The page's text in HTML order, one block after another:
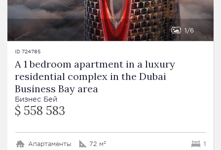
1 6
ID 724785
A 1 bedroom apartment in a luxury
residential complex in the Dubai
Business Bay area
Бизнес Бей
$ 558 583
Апартаменты 72 м² 1